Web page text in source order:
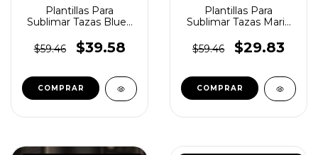
Plantillas Para
Sublimar Tazas Bluey
$59.46
$39.58
Plantillas Para
Sublimar Tazas Mario
$59.46
$29.83